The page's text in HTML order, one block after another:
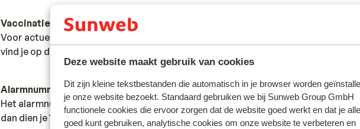
Deze website maakt gebruik van cookies
Dit zijn kleine tekstbestanden die automatisch in je browser worden
je onze website bezoekt. Standaard gebruiken we bij Sunweb Group GmbH
functionele cookies die ervoor zorgen dat de website goed werkt en dat je
goed kunt gebruiken, analytische cookies om onze website te verbeteren en
Vaccinatie:
Voor actuele informatie betreffende vaccinaties en andere gegevens over
vind je op de site van LCR: https://www.lcr.nl/.
Alarmnummer:
Het alarmnummer in Griekenland voor de politie is 100. Wanneer je een
dan dien je 166 te bellen. Let op, deze alarmnummers mag je alleen gebruiken bij